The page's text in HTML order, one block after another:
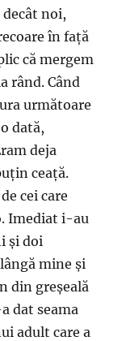
noi,
în față
că mergem
rând. Când
următoare
dată,
deja
ceață.
cei care
Imediat i-au
și doi
mine și
din greșeală
dat seama
adult care a